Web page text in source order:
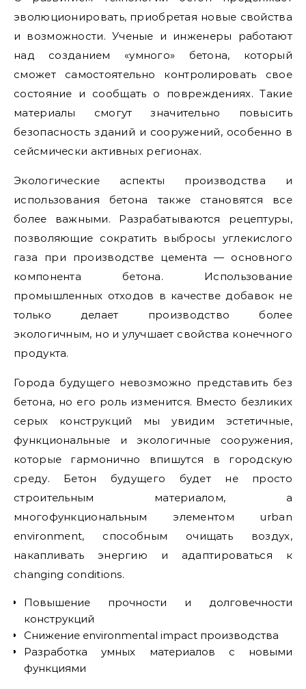
эволюционировать, приобретая новые свойства
и возможности. Ученые и инженеры работают
над созданием «умного» бетона, который
сможет самостоятельно контролировать свое
состояние и сообщать о повреждениях. Такие
материалы смогут значительно повысить
безопасность зданий и сооружений, особенно в
сейсмически активных регионах.
Экологические аспекты производства и
использования бетона также становятся все
более важными. Разрабатываются рецептуры,
позволяющие сократить выбросы углекислого
газа при производстве цемента — основного
компонента бетона. Использование
промышленных отходов в качестве добавок не
только делает производство более
экологичным, но и улучшает свойства конечного
продукта.
Города будущего невозможно представить без
бетона, но его роль изменится. Вместо безликих
серых конструкций мы увидим эстетичные,
функциональные и экологичные сооружения,
которые гармонично впишутся в городскую
среду. Бетон будущего будет не просто
строительным материалом, а
многофункциональным элементом urban
environment, способным очищать воздух,
накапливать энергию и адаптироваться к
changing conditions.
Повышение прочности и долговечности
конструкций
Снижение environmental impact производства
Разработка умных материалов с новыми
функциями